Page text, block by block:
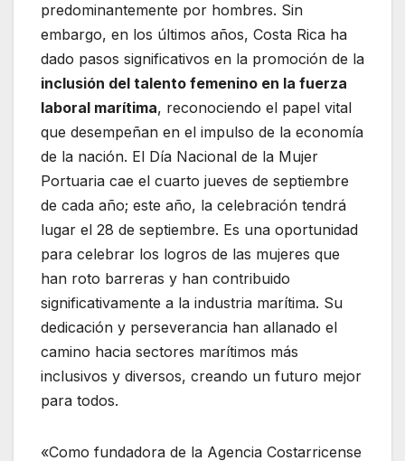
predominantemente por hombres. Sin
embargo, en los últimos años, Costa Rica ha
dado pasos significativos en la promoción de la
inclusión del talento femenino en la fuerza
laboral marítima, reconociendo el papel vital
que desempeñan en el impulso de la economía
de la nación. El Día Nacional de la Mujer
Portuaria cae el cuarto jueves de septiembre
de cada año; este año, la celebración tendrá
lugar el 28 de septiembre. Es una oportunidad
para celebrar los logros de las mujeres que
han roto barreras y han contribuido
significativamente a la industria marítima. Su
dedicación y perseverancia han allanado el
camino hacia sectores marítimos más
inclusivos y diversos, creando un futuro mejor
para todos.
«Como fundadora de la Agencia Costarricense